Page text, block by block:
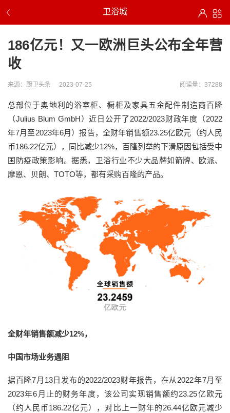
卫浴城
186亿元！又一欧洲巨头公布全年营
收
来源：厨卫头条 2023-07-25 阅读量：37288
总部位于奥地利的浴室柜、橱柜及家具五金配件制造商百隆
（Julius Blum GmbH）近日公开了2022/2023财政年度（2022
年7月至2023年6月）报告，全财年销售额23.25亿欧元（约人民
币186.22亿元），同比减少12%，百隆列举的下滑原因包括受中
国防疫政策影响。据悉，卫浴行业不少大品牌如箭牌、欧派、
摩恩、贝朗、TOTO等，都有采购百隆的产品。
全财年销售额减少12%，
中国市场业务遇阻
据百隆7月13日发布的2022/2023财年报告，在从2022年7月至
2023年6月止的财务年度，该公司实现销售额约23.25亿欧元
（约人民币186.22亿元），对比上一财年的26.44亿欧元减少